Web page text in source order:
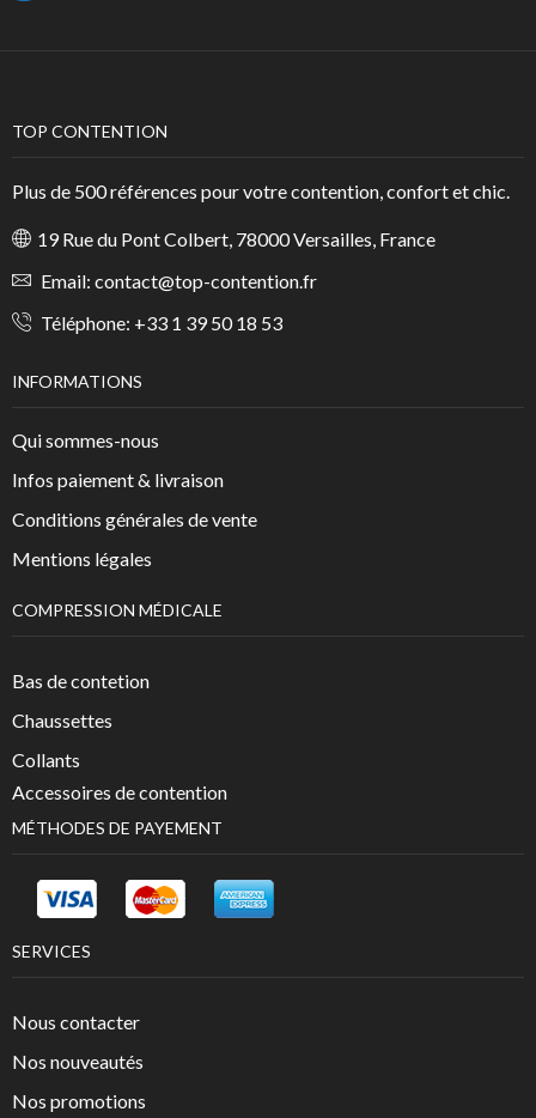
TOP CONTENTION
Plus de 500 références pour votre contention, confort et chic.
19 Rue du Pont Colbert, 78000 Versailles, France
Email: contact@top-contention.fr
Téléphone: +33 1 39 50 18 53
INFORMATIONS
Qui sommes-nous
Infos paiement & livraison
Conditions générales de vente
Mentions légales
COMPRESSION MÉDICALE
Bas de contetion
Chaussettes
Collants
Accessoires de contention
MÉTHODES DE PAYEMENT
SERVICES
Nous contacter
Nos nouveautés
Nos promotions